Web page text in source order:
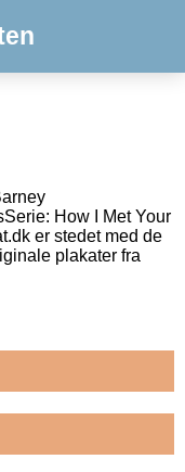
How I Met Your
er stedet med de
plakater fra